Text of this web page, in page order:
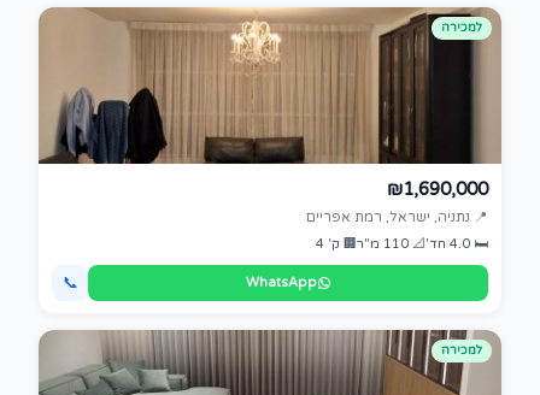
למכירה
₪1,690,000
📍 נתניה, ישראל, רמת אפריים
🛏 4.0 חד' 📐 110 מ"ר 🏢 ק' 4
WhatsApp
📞
למכירה